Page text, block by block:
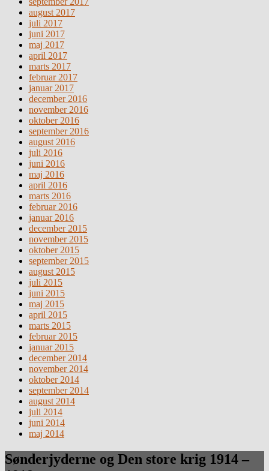
august 2017
juli 2017
juni 2017
maj 2017
april 2017
marts 2017
februar 2017
januar 2017
december 2016
november 2016
oktober 2016
september 2016
august 2016
juli 2016
juni 2016
maj 2016
april 2016
marts 2016
februar 2016
januar 2016
december 2015
november 2015
oktober 2015
september 2015
august 2015
juli 2015
juni 2015
maj 2015
april 2015
marts 2015
februar 2015
januar 2015
december 2014
november 2014
oktober 2014
september 2014
august 2014
juli 2014
juni 2014
maj 2014
Sønderjyderne og Den store krig 1914 –